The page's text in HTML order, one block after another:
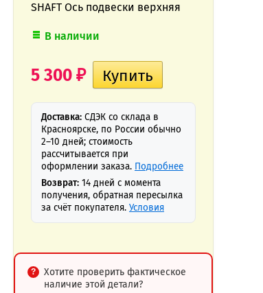
SHAFT Ось подвески верхняя
В наличии
5 300 ₽
Доставка: СДЭК со склада в
Красноярске, по России обычно
2–10 дней; стоимость
рассчитывается при
оформлении заказа. Подробнее
Возврат: 14 дней с момента
получения, обратная пересылка
за счёт покупателя. Условия
Хотите проверить фактическое
наличие этой детали?